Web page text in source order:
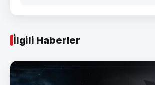
İlgili Haberler